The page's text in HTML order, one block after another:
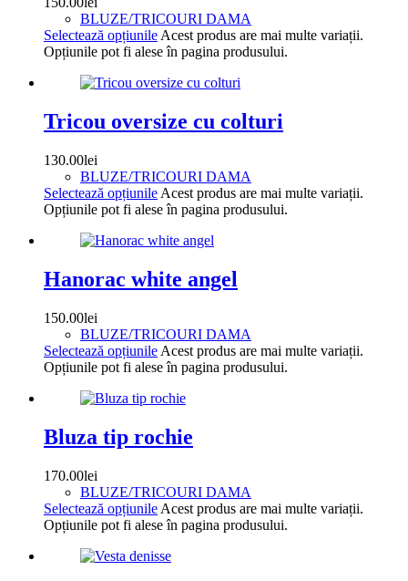
BLUZE/TRICOURI DAMA
Selectează opțiunile Acest produs are mai multe variații.
Opțiunile pot fi alese în pagina produsului.
Tricou oversize cu colturi
130.00lei
BLUZE/TRICOURI DAMA
Selectează opțiunile Acest produs are mai multe variații.
Opțiunile pot fi alese în pagina produsului.
Hanorac white angel
150.00lei
BLUZE/TRICOURI DAMA
Selectează opțiunile Acest produs are mai multe variații.
Opțiunile pot fi alese în pagina produsului.
Bluza tip rochie
170.00lei
BLUZE/TRICOURI DAMA
Selectează opțiunile Acest produs are mai multe variații.
Opțiunile pot fi alese în pagina produsului.